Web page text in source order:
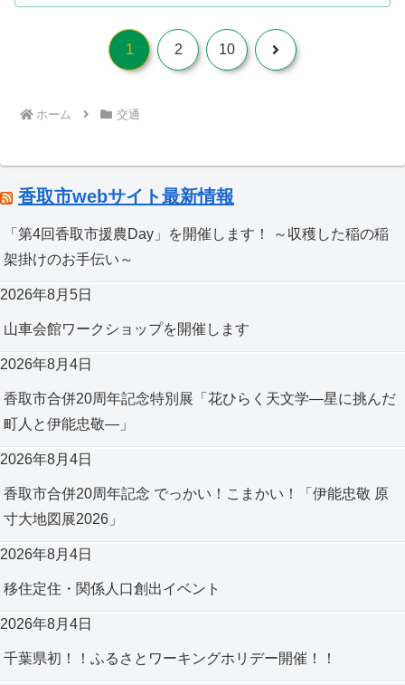
港」としてのリダンダンシー（冗長性）
の確保などの面でも、大変重要だと考え
ます。今回の視察を通じて、茨城空港
は、単に航空需要に対応する施設という
も、近隣県の取り組みからも学びなが
ら、香取地域、そして千葉県の発展につ
域振興にしっかりと取り組んでまいりま
要となります。千葉県EVカーシェアリン
ん、電気自動車ってどんな感じなのかと
いうお試しのためにもご活用いただけれ
ばと思います。From August 2, 2025 to
weekdays, the two Nissan Sakura electric
Chiba Prefecture, but on Saturdays,
Sundays, and national holidays, they will
be available for rental to tourists and local
residents.The project aims not only to
“zero‑carbon drive.”At the parking area, a
units, and a storage battery have been
installed.By charging with renewable
energy and driving without emitting CO₂,
¥220 per 15 minutesMinimum usage time:
dedicated website.We encourage
everyone to take advantage of this
feels like to drive an electric vehicle.
ト』と表示されたレーンを通行し、一旦
停止して現地の案内や係員の指示に従っ
てください、とのことです。また、設備
点検等によるＥＴＣレーン閉鎖時は、Ｅ
公式サイト「ドラぷら」でご確認くださ
い。
/etc_only_station/
1 2 10 次
ホーム 交通
香取市webサイト最新情報
「第4回香取市援農Day」を開催します！ ～収穫した稲の稲
架掛けのお手伝い～
2026年8月5日
山車会館ワークショップを開催します
2026年8月4日
香取市合併20周年記念特別展「花ひらく天文学―星に挑んだ
町人と伊能忠敬―」
2026年8月4日
香取市合併20周年記念 でっかい！こまかい！「伊能忠敬 原
寸大地図展2026」
2026年8月4日
移住定住・関係人口創出イベント
2026年8月4日
千葉県初！！ふるさとワーキングホリデー開催！！